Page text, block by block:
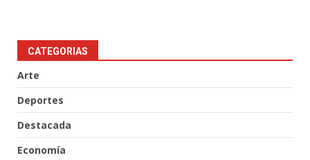
CATEGORIAS
Arte
Deportes
Destacada
Economía